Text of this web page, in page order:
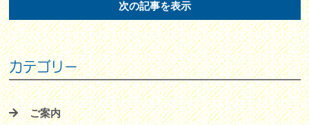
次の記事を表示
カテゴリー
ご案内